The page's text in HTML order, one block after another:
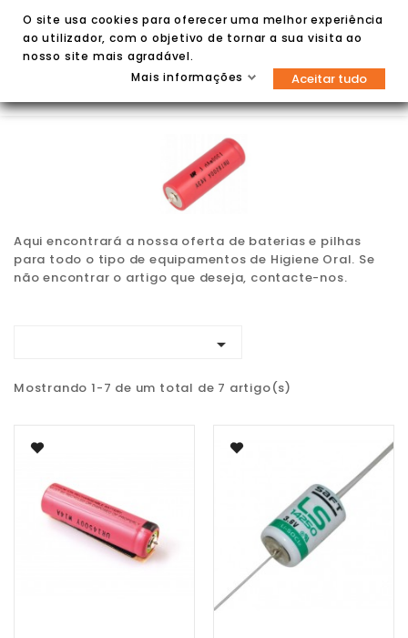

Aqui encontrará a nossa oferta de baterias e pilhas
para todo o tipo de equipamentos de Higiene Oral. Se
não encontrar o artigo que deseja, contacte-nos.

Mostrando 1-7 de um total de 7 artigo(s)
O site usa cookies para oferecer uma melhor experiência
ao utilizador, com o objetivo de tornar a sua visita ao
nosso site mais agradável.
Mais informações
Aceitar tudo